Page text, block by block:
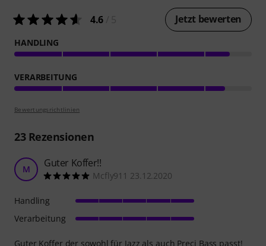
4.6 Jetzt bewerten
HANDLING
VERARBEITUNG
Bewertungsrichtlinien
23Rezensionen
M Guter Koffer!!
Mcfly911 23.12.2020
Guter Koffer der sowohl für Jazz als auch Preci Bass passt!
Handling
Verarbeitung